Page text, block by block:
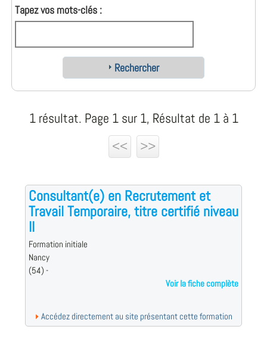
Tapez vos mots-clés :
Rechercher
1 résultat. Page 1 sur 1, Résultat de 1 à 1
<<
>>
Consultant(e) en Recrutement et
Travail Temporaire, titre certifié niveau
II
Formation initiale
Nancy
(54) -
Voir la fiche complète
Accédez directement au site présentant cette formation